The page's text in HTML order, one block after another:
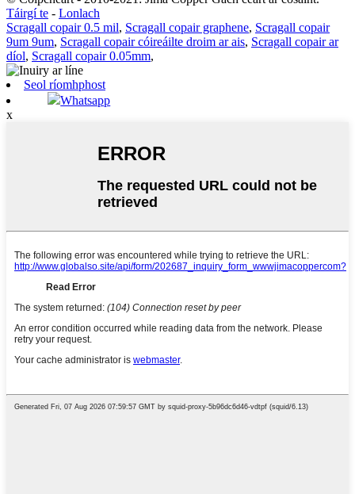
Táirgí te - Lonlach
Scragall copair 0.5 mil, Scragall copair graphene, Scragall copair
9um 9um, Scragall copair cóireáilte droim ar ais, Scragall copair ar
díol, Scragall copair 0.05mm,
Seol ríomhphost
Whatsapp
x